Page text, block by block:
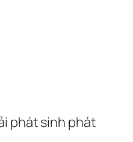
phát sinh phát